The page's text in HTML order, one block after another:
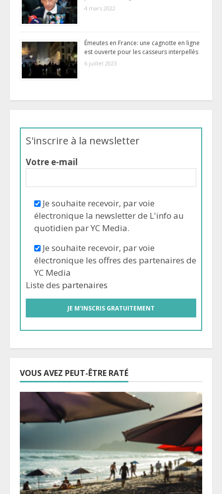
4 mars 2022
Émeutes en France: une cagnotte en ligne
est ouverte pour les casseurs interpellés
6 juillet 2023
S'inscrire à la newsletter
Votre e-mail
Je souhaite recevoir, par voie
électronique la newsletter de L'info au
quotidien par YC Media.
Je souhaite recevoir, par voie
électronique les offres des partenaires de
YC Media
Liste des partenaires
VOUS AVEZ PEUT-ÊTRE RATÉ